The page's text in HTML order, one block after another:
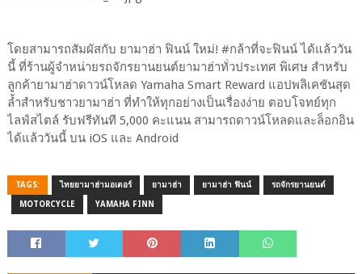
โดยสามารถสัมผัสกับ ยามาฮ่า ฟินน์ ใหม่! #กล้าที่จะฟินน์ ได้แล้ววัน
นี้ ที่ร้านผู้จำหน่ายรถจักรยานยนต์ยามาฮ่าทั่วประเทศ พิเศษ สำหรับ
ลูกค้ายามาฮ่าดาวน์โหลด Yamaha Smart Reward แอปพลิเคชันสุด
ล้ำสำหรับชาวยามาฮ่า ที่ทำให้ทุกอย่างเป็นเรื่องง่าย ตอบโจทย์ทุก
ไลฟ์สไตล์ รับฟรีทันที 5,000 คะแนน สามารถดาวน์โหลดและล็อกอิน
ได้แล้ววันนี้ บน iOS และ Android
TAGS: ไทยยามาฮ่ามอเตอร์ ยามาฮ่า ยามาฮ่า ฟินน์ รถจักรยานยนต์
MOTORCYCLE YAMAHA FINN